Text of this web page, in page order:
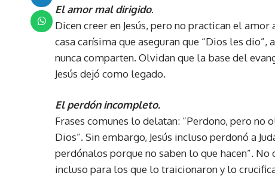
El amor mal dirigido.
Dicen creer en Jesús, pero no practican el
casa carísima que aseguran que “Dios les
nunca comparten. Olvidan que la base del
Jesús dejó como legado.
El perdón incompleto.
Frases comunes lo delatan: “Perdono, pero no
Dios”. Sin embargo, Jesús incluso perdonó a
perdónalos porque no saben lo que hacen”. No
incluso para los que lo traicionaron y lo